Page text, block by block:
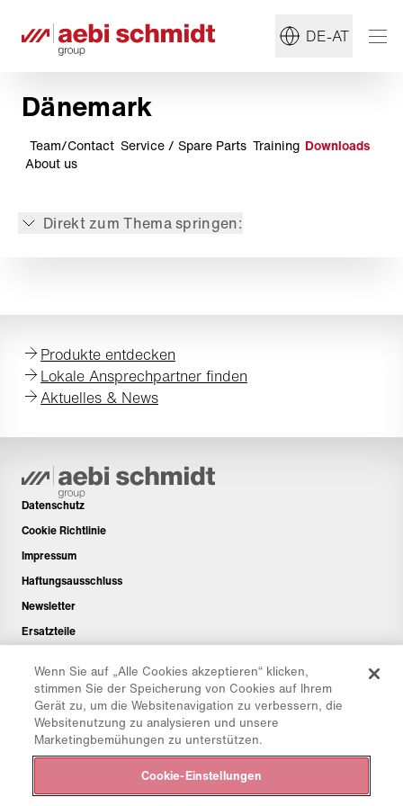
DE-AT
Dänemark
Team/Contact Service / Spare Parts Training Downloads
About us
Direkt zum Thema springen:
Produkte entdecken
Lokale Ansprechpartner finden
Aktuelles & News
Datenschutz
Cookie Richtlinie
Impressum
Haftungsausschluss
Newsletter
Ersatzteile
CO₂-Rechner
TCO-Rechner
Händler & Standorte
Produktgruppenübersicht
Wenn Sie auf „Alle Cookies akzeptieren“ klicken,
stimmen Sie der Speicherung von Cookies auf Ihrem
Gerät zu, um die Websitenavigation zu verbessern, die
Websitenutzung zu analysieren und unsere
Marketingbemühungen zu unterstützen.
Cookie-Einstellungen